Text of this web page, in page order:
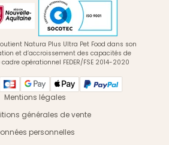
Natura Plus Ultra Pet Food dans son
et d’accroissement des capacités de
opérationnel FEDER/FSE 2014-2020
Mentions légales
générales de vente
personnelles